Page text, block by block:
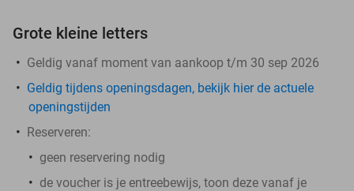
Grote kleine letters
Geldig vanaf moment van aankoop t/m 30 sep 2026
Geldig tijdens openingsdagen, bekijk hier de actuele
openingstijden
Reserveren:
geen reservering nodig
de voucher is je entreebewijs, toon deze vanaf je